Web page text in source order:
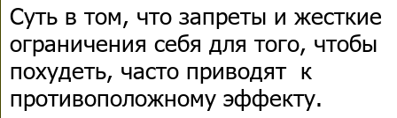
Суть в том, что запреты и жесткие
ограничения себя для того, чтобы
похудеть, часто приводят к
противоположному эффекту.